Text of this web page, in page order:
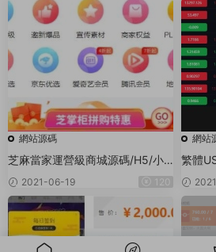
網站源碼
芝麻當家運營級商城源碼/H5/小
程序/網頁
2021-06-19 120
網站
繁體
完整
廣告